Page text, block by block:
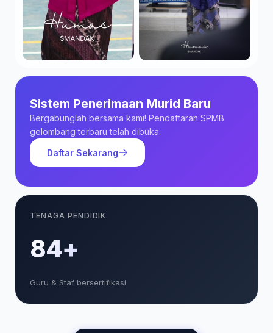
Sistem Penerimaan Murid Baru
Bergabunglah bersama kami! Pendaftaran SPMB
gelombang terbaru telah dibuka.
Daftar Sekarang
TENAGA PENDIDIK
85+
Guru & Staf bersertifikasi